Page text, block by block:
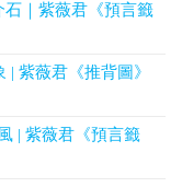
石｜紫薇君《預言籤
紫薇君《推背圖》
| 紫薇君《預言籤